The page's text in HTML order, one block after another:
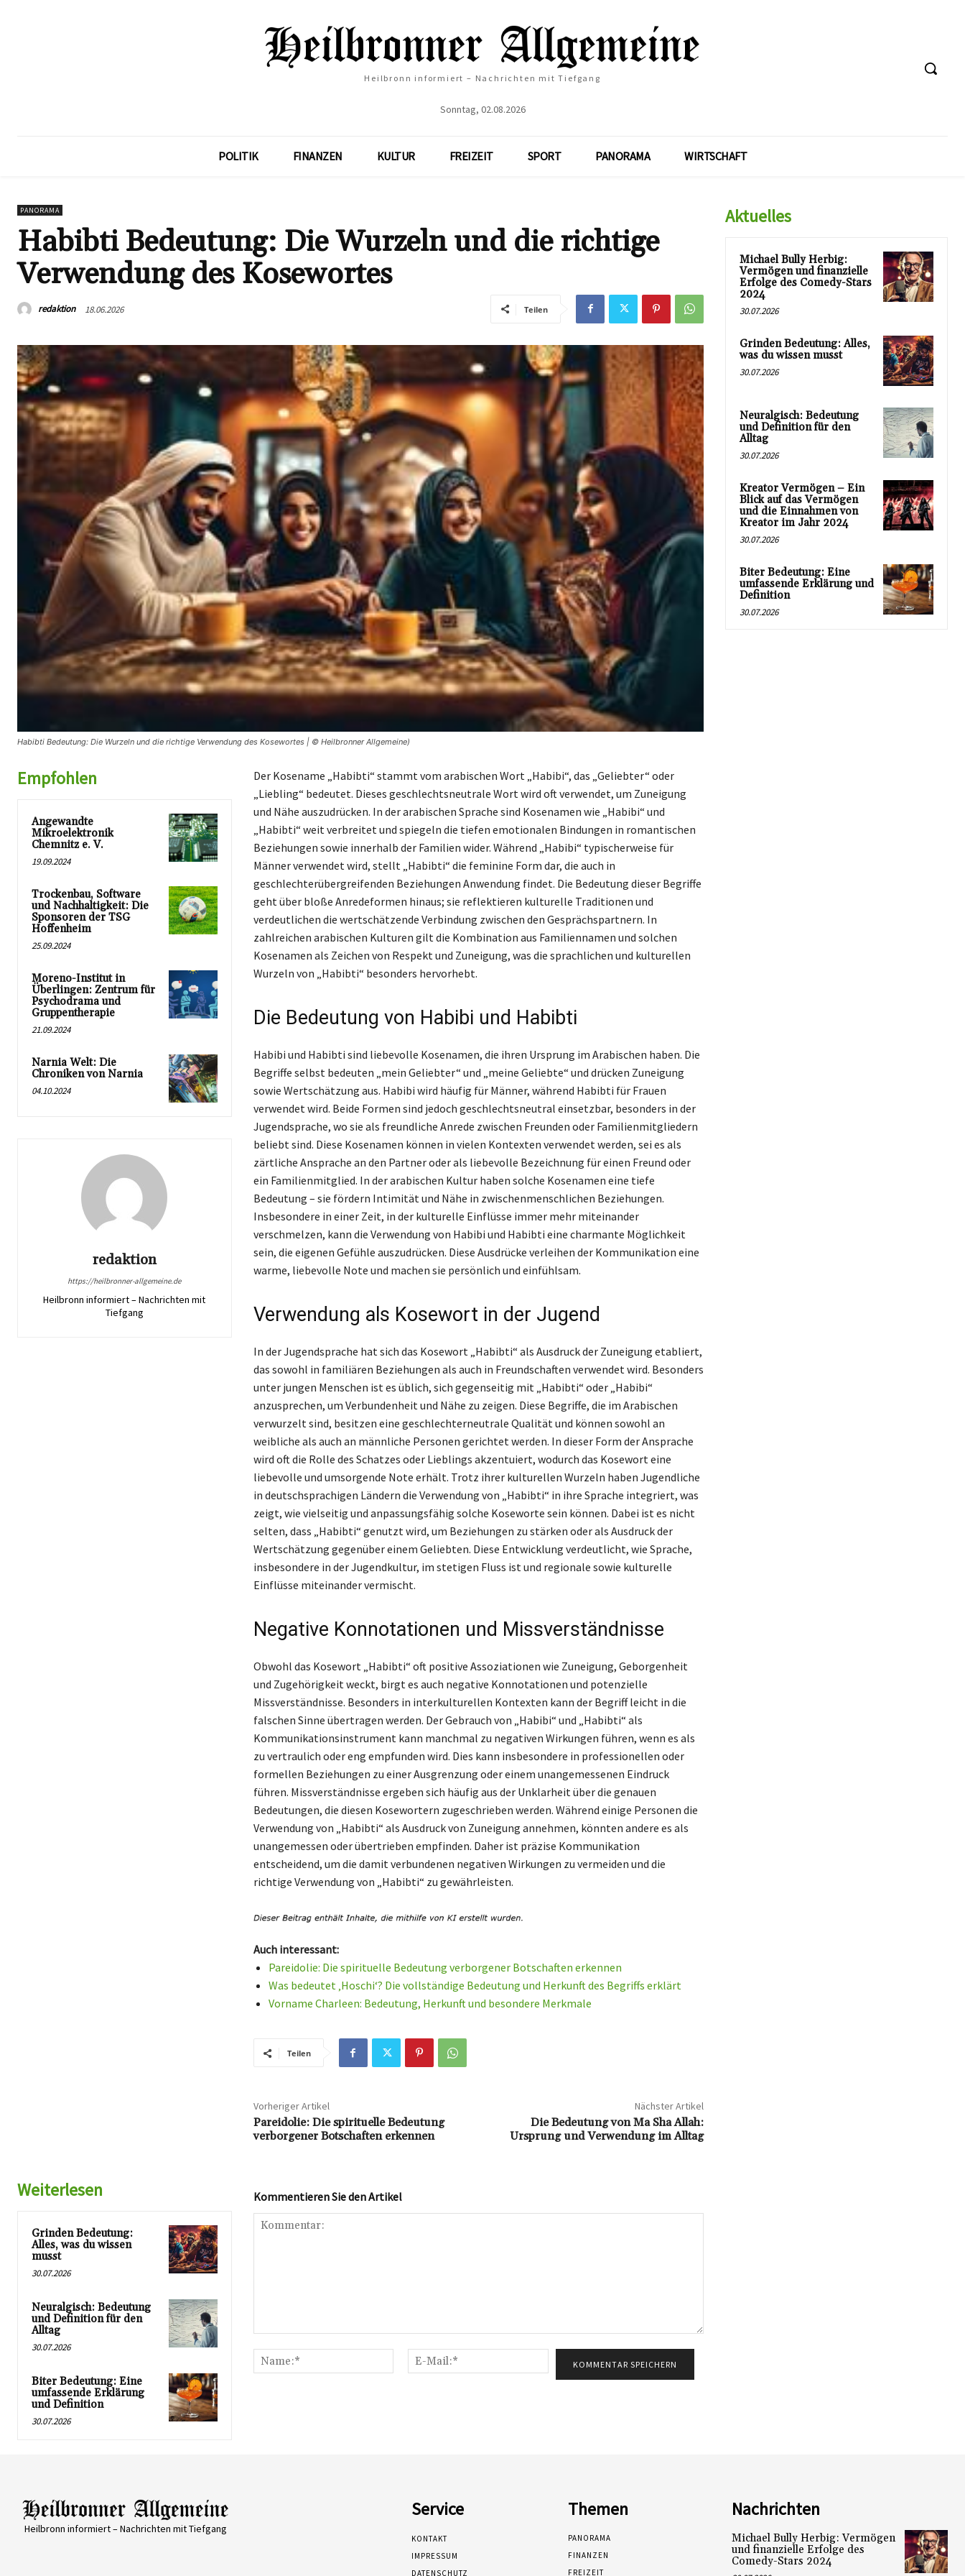
Heilbronn informiert – Nachrichten mit Tiefgang
Sonntag, 02.08.2026
POLITIK FINANZEN KULTUR FREIZEIT SPORT PANORAMA WIRTSCHAFT
PANORAMA
Habibti Bedeutung: Die Wurzeln und die richtige
Verwendung des Kosewortes
redaktion 18.06.2026 Teilen
Habibti Bedeutung: Die Wurzeln und die richtige Verwendung des Kosewortes | © Heilbronner Allgemeine)
Empfohlen
Angewandte
Mikroelektronik
Chemnitz e. V.
19.09.2024
Trockenbau, Software
und Nachhaltigkeit: Die
Sponsoren der TSG
Hoffenheim
25.09.2024
Moreno-Institut in
Überlingen: Zentrum für
Psychodrama und
Gruppentherapie
21.09.2024
Narnia Welt: Die
Chroniken von Narnia
04.10.2024
redaktion
https://heilbronner-allgemeine.de
Heilbronn informiert – Nachrichten mit
Tiefgang
Der Kosename „Habibti“ stammt vom arabischen Wort „Habibi“, das „Geliebter“ oder
„Liebling“ bedeutet. Dieses geschlechtsneutrale Wort wird oft verwendet, um Zuneigung
und Nähe auszudrücken. In der arabischen Sprache sind Kosenamen wie „Habibi“ und
„Habibti“ weit verbreitet und spiegeln die tiefen emotionalen Bindungen in romantischen
Beziehungen sowie innerhalb der Familien wider. Während „Habibi“ typischerweise für
Männer verwendet wird, stellt „Habibti“ die feminine Form dar, die auch in
geschlechterübergreifenden Beziehungen Anwendung findet. Die Bedeutung dieser Begriffe
geht über bloße Anredeformen hinaus; sie reflektieren kulturelle Traditionen und
verdeutlichen die wertschätzende Verbindung zwischen den Gesprächspartnern. In
zahlreichen arabischen Kulturen gilt die Kombination aus Familiennamen und solchen
Kosenamen als Zeichen von Respekt und Zuneigung, was die sprachlichen und kulturellen
Wurzeln von „Habibti“ besonders hervorhebt.
Die Bedeutung von Habibi und Habibti
Habibi und Habibti sind liebevolle Kosenamen, die ihren Ursprung im Arabischen haben. Die
Begriffe selbst bedeuten „mein Geliebter“ und „meine Geliebte“ und drücken Zuneigung
sowie Wertschätzung aus. Habibi wird häufig für Männer, während Habibti für Frauen
verwendet wird. Beide Formen sind jedoch geschlechtsneutral einsetzbar, besonders in der
Jugendsprache, wo sie als freundliche Anrede zwischen Freunden oder Familienmitgliedern
beliebt sind. Diese Kosenamen können in vielen Kontexten verwendet werden, sei es als
zärtliche Ansprache an den Partner oder als liebevolle Bezeichnung für einen Freund oder
ein Familienmitglied. In der arabischen Kultur haben solche Kosenamen eine tiefe
Bedeutung – sie fördern Intimität und Nähe in zwischenmenschlichen Beziehungen.
Insbesondere in einer Zeit, in der kulturelle Einflüsse immer mehr miteinander
verschmelzen, kann die Verwendung von Habibi und Habibti eine charmante Möglichkeit
sein, die eigenen Gefühle auszudrücken. Diese Ausdrücke verleihen der Kommunikation eine
warme, liebevolle Note und machen sie persönlich und einfühlsam.
Verwendung als Kosewort in der Jugend
In der Jugendsprache hat sich das Kosewort „Habibti“ als Ausdruck der Zuneigung etabliert,
das sowohl in familiären Beziehungen als auch in Freundschaften verwendet wird. Besonders
unter jungen Menschen ist es üblich, sich gegenseitig mit „Habibti“ oder „Habibi“
anzusprechen, um Verbundenheit und Nähe zu zeigen. Diese Begriffe, die im Arabischen
verwurzelt sind, besitzen eine geschlechterneutrale Qualität und können sowohl an
weibliche als auch an männliche Personen gerichtet werden. In dieser Form der Ansprache
wird oft die Rolle des Schatzes oder Lieblings akzentuiert, wodurch das Kosewort eine
liebevolle und umsorgende Note erhält. Trotz ihrer kulturellen Wurzeln haben Jugendliche
in deutschsprachigen Ländern die Verwendung von „Habibti“ in ihre Sprache integriert, was
zeigt, wie vielseitig und anpassungsfähig solche Koseworte sein können. Dabei ist es nicht
selten, dass „Habibti“ genutzt wird, um Beziehungen zu stärken oder als Ausdruck der
Wertschätzung gegenüber einem Geliebten. Diese Entwicklung verdeutlicht, wie Sprache,
insbesondere in der Jugendkultur, im stetigen Fluss ist und regionale sowie kulturelle
Einflüsse miteinander vermischt.
Negative Konnotationen und Missverständnisse
Obwohl das Kosewort „Habibti“ oft positive Assoziationen wie Zuneigung, Geborgenheit
und Zugehörigkeit weckt, birgt es auch negative Konnotationen und potenzielle
Missverständnisse. Besonders in interkulturellen Kontexten kann der Begriff leicht in die
falschen Sinne übertragen werden. Der Gebrauch von „Habibi“ und „Habibti“ als
Kommunikationsinstrument kann manchmal zu negativen Wirkungen führen, wenn es als
zu vertraulich oder eng empfunden wird. Dies kann insbesondere in professionellen oder
formellen Beziehungen zu einer Ausgrenzung oder einem unangemessenen Eindruck
führen. Missverständnisse ergeben sich häufig aus der Unklarheit über die genauen
Bedeutungen, die diesen Kosewortern zugeschrieben werden. Während einige Personen die
Verwendung von „Habibti“ als Ausdruck von Zuneigung annehmen, könnten andere es als
unangemessen oder übertrieben empfinden. Daher ist präzise Kommunikation
entscheidend, um die damit verbundenen negativen Wirkungen zu vermeiden und die
richtige Verwendung von „Habibti“ zu gewährleisten.
Auch interessant:
Pareidolie: Die spirituelle Bedeutung verborgener Botschaften erkennen
Was bedeutet ‚Hoschi‘? Die vollständige Bedeutung und Herkunft des Begriffs erklärt
Vorname Charleen: Bedeutung, Herkunft und besondere Merkmale
Teilen
Vorheriger Artikel
Pareidolie: Die spirituelle Bedeutung
verborgener Botschaften erkennen
Nächster Artikel
Die Bedeutung von Ma Sha Allah:
Ursprung und Verwendung im Alltag
Weiterlesen
Grinden Bedeutung:
Alles, was du wissen
musst
30.07.2026
Neuralgisch: Bedeutung
und Definition für den
Alltag
30.07.2026
Biter Bedeutung: Eine
umfassende Erklärung
und Definition
30.07.2026
Kommentieren Sie den Artikel
Name:*
Mail:*
Aktuelles
Michael Bully Herbig:
Vermögen und finanzielle
Erfolge des Comedy-Stars
2024
30.07.2026
Grinden Bedeutung: Alles,
was du wissen musst
30.07.2026
Neuralgisch: Bedeutung
und Definition für den
Alltag
30.07.2026
Kreator Vermögen – Ein
Blick auf das Vermögen
und die Einnahmen von
Kreator im Jahr 2024
30.07.2026
Biter Bedeutung: Eine
umfassende Erklärung und
Definition
30.07.2026
Heilbronn informiert – Nachrichten mit Tiefgang
Service
KONTAKT
IMPRESSUM
DATENSCHUTZ
Themen
PANORAMA
FINANZEN
FREIZEIT
Nachrichten
Michael Bully Herbig: Vermögen
und finanzielle Erfolge des
Comedy-Stars 2024